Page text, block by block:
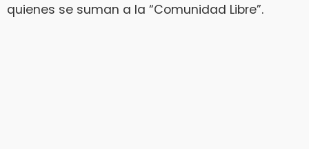
quienes se suman a la “Comunidad Libre”.